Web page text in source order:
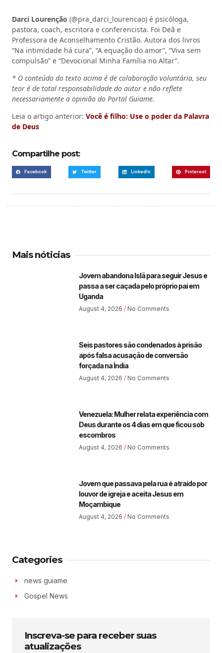
Darci Lourenção (@pra_darci_lourencao) é psicóloga,
pastora, coach, escritora e conferencista. Foi Deã e
Professora de Aconselhamento Cristão. Autora dos livros
“Na intimidade há cura”, “A equação do amor”, “Viva sem
compulsão” e “Devocional Minha Família no Altar”.
* O conteúdo do texto acima é de colaboração voluntária, seu
teor é de total responsabilidade do autor e não reflete
necessariamente a opinião do Portal Guiame.
Leia o artigo anterior: Você é filho: Use o poder da Palavra
de Deus
Compartilhe post:
Facebook Twitter LinkedIn Pinterest
Mais nóticias
Jovem abandona Islã para seguir Jesus e
passa a ser caçada pelo próprio pai em
Uganda
August 4, 2026 No Comments
Seis pastores são condenados à prisão
após falsa acusação de conversão
forçada na Índia
August 4, 2026 No Comments
Venezuela: Mulher relata experiência com
Deus durante os 4 dias em que ficou sob
escombros
August 4, 2026 No Comments
Jovem que passava pela rua é atraído por
louvor de igreja e aceita Jesus em
Moçambique
August 4, 2026 No Comments
Categories
news guiame
Gospel News
Inscreva-se para receber suas
atualizações